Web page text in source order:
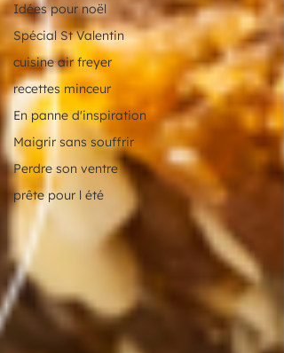
Idées pour noël
Spécial St Valentin
cuisine air freyer
recettes minceur
En panne d'inspiration
Maigrir sans souffrir
Perdre son ventre
prête pour l été